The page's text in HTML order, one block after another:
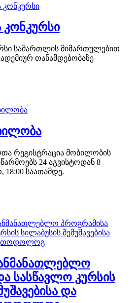
კონკურსი
სამართლის მიმართულებით
თანამდებობაზე
რეგისტრაცია მობილობის
24 აგვისტოდან 8
18:00 საათამდე.
სასწავლო კურსის
და